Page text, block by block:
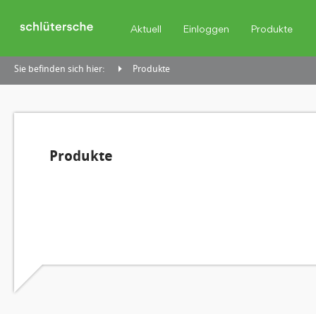
Aktuell Einloggen Produkte
Sie befinden sich hier: Produkte
Produkte